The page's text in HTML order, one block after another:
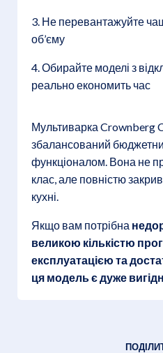
3. Не перевантажуйте
об’єму
4. Обирайте моделі з
реально економить час
Мультиварка Crownberg
збалансований
функціоналом. Вона не
клас, але повністю
кухні.
Якщо вам потрібна
великою кількістю
експлуатацією та
ця модель є дуже